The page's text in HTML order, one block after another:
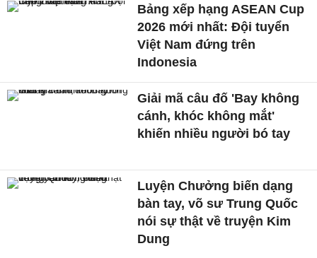
Bảng xếp hạng ASEAN Cup
2026 mới nhất: Đội tuyển
Việt Nam đứng trên
Indonesia
Giải mã câu đố 'Bay không
cánh, khóc không mắt'
khiến nhiều người bó tay
Luyện Chưởng biến dạng
bàn tay, võ sư Trung Quốc
nói sự thật về truyện Kim
Dung